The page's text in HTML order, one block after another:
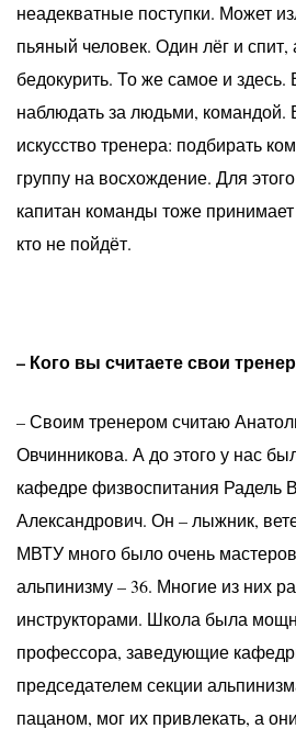
неадекватные поступки. Может
пьяный человек. Один лёг и спит,
бедокурить. То же самое и здесь.
наблюдать за людьми, командой.
искусство тренера: подбирать
группу на восхождение. Для
капитан команды тоже
кто не пойдёт.
– Кого вы считаете свои
– Своим тренером считаю
Овчинникова. А до этого у нас
кафедре физвоспитания Радель
Александрович. Он – лыжник,
МВТУ много было очень
альпинизму – 36. Многие из них
инструкторами. Школа была
профессора, заведующие
председателем секции
пацаном, мог их привлекать, а